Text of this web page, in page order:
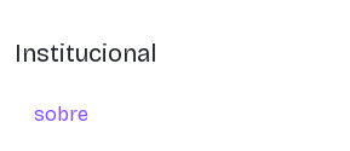
Institucional
sobre